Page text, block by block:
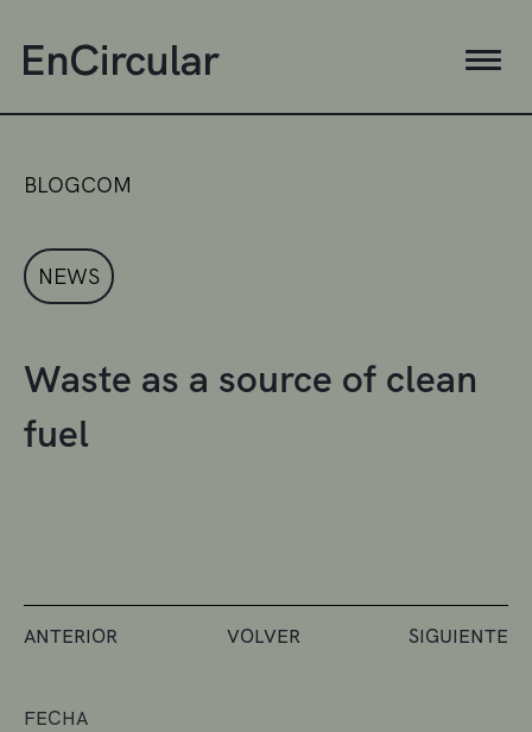
FECHA
BLOGCOM
NEWS
Waste as a source of clean
fuel
ANTERIOR VOLVER SIGUIENTE